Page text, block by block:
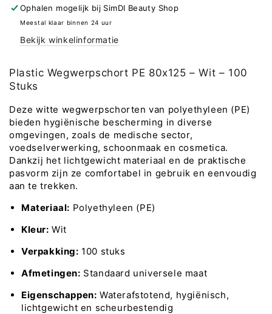
Plastic
Wegwerpschort
80x125
Wit
–
Stuks
Plastic
Wegwerpschort
80x125
Wit
Stuks
Ophalen mogelijk bij SimDI Beauty Shop
Meestal klaar binnen 24 uur
Bekijk winkelinformatie
Plastic Wegwerpschort PE 80x125 – Wit – 100
Stuks
Deze witte wegwerpschorten van polyethyleen (PE)
bieden hygiënische bescherming in diverse
omgevingen, zoals de medische sector,
voedselverwerking, schoonmaak en cosmetica.
Dankzij het lichtgewicht materiaal en de praktische
pasvorm zijn ze comfortabel in gebruik en eenvoudig
aan te trekken.
Materiaal: Polyethyleen (PE)
Kleur: Wit
Verpakking: 100 stuks
Afmetingen: Standaard universele maat
Eigenschappen: Waterafstotend, hygiënisch,
lichtgewicht en scheurbestendig